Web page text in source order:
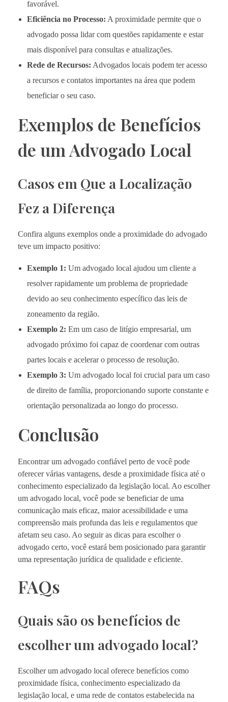
favorável.
Eficiência no Processo: A proximidade permite que o
advogado possa lidar com questões rapidamente e estar
mais disponível para consultas e atualizações.
Rede de Recursos: Advogados locais podem ter acesso
a recursos e contatos importantes na área que podem
beneficiar o seu caso.
Exemplos de Benefícios
de um Advogado Local
Casos em Que a Localização
Fez a Diferença
Confira alguns exemplos onde a proximidade do advogado
teve um impacto positivo:
Exemplo 1: Um advogado local ajudou um cliente a
resolver rapidamente um problema de propriedade
devido ao seu conhecimento específico das leis de
zoneamento da região.
Exemplo 2: Em um caso de litígio empresarial, um
advogado próximo foi capaz de coordenar com outras
partes locais e acelerar o processo de resolução.
Exemplo 3: Um advogado local foi crucial para um caso
de direito de família, proporcionando suporte constante e
orientação personalizada ao longo do processo.
Conclusão
Encontrar um advogado confiável perto de você pode
oferecer várias vantagens, desde a proximidade física até o
conhecimento especializado da legislação local. Ao escolher
um advogado local, você pode se beneficiar de uma
comunicação mais eficaz, maior acessibilidade e uma
compreensão mais profunda das leis e regulamentos que
afetam seu caso. Ao seguir as dicas para escolher o
advogado certo, você estará bem posicionado para garantir
uma representação jurídica de qualidade e eficiente.
FAQs
Quais são os benefícios de
escolher um advogado local?
Escolher um advogado local oferece benefícios como
proximidade física, conhecimento especializado da
legislação local, e uma rede de contatos estabelecida na